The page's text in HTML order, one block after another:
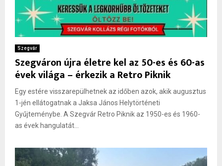
Szegvár
Szegváron újra életre kel az 50-es és 60-as
évek világa – érkezik a Retro Piknik
Egy estére visszarepülhetnek az időben azok, akik augusztus
1-jén ellátogatnak a Jaksa János Helytörténeti
Gyűjteménybe. A Szegvár Retro Piknik az 1950-es és 1960-
as évek hangulatát...